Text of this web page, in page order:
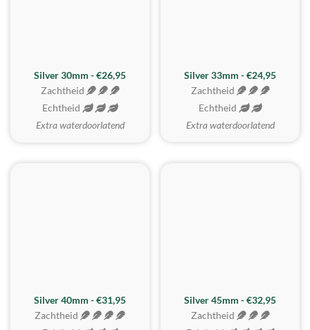
Silver 30mm - €26,95
Zachtheid
Echtheid
Extra waterdoorlatend
Silver 33mm - €24,95
Zachtheid
Echtheid
Extra waterdoorlatend
Silver 40mm - €31,95
Zachtheid
MEEST GEKOZEN
Silver 45mm - €32,95
Zachtheid